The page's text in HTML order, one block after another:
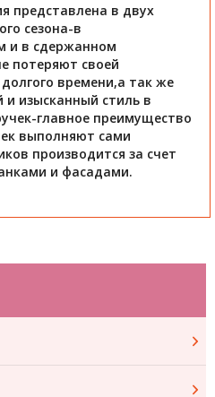
представлена в двух
сезона-в
и в сдержанном
потеряют своей
времени,а так же
и изысканный стиль в
главное преимущество
выполняют сами
производится за счет
и фасадами.